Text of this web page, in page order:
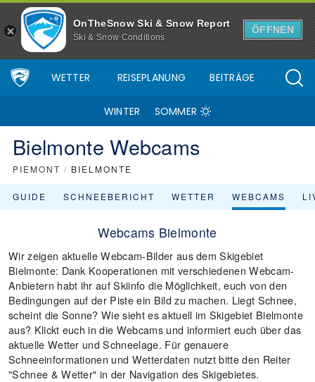
OnTheSnow Ski & Snow Report
Ski & Snow Conditions
ÖFFNEN
WETTER REISEPLANUNG BEITRÄGE
WINTER SOMMER
Bielmonte Webcams
PIEMONT / BIELMONTE
GUIDE SCHNEEBERICHT WETTER WEBCAMS
Webcams Bielmonte
Wir zeigen aktuelle Webcam-Bilder aus dem Skigebiet
Bielmonte: Dank Kooperationen mit verschiedenen Webcam-
Anbietern habt ihr auf Skiinfo die Möglichkeit, euch von den
Bedingungen auf der Piste ein Bild zu machen. Liegt Schnee,
scheint die Sonne? Wie sieht es aktuell im Skigebiet Bielmonte
aus? Klickt euch in die Webcams und informiert euch über das
aktuelle Wetter und Schneelage. Für genauere
Schneeinformationen und Wetterdaten nutzt bitte den Reiter
"Schnee & Wetter" in der Navigation des Skigebietes.